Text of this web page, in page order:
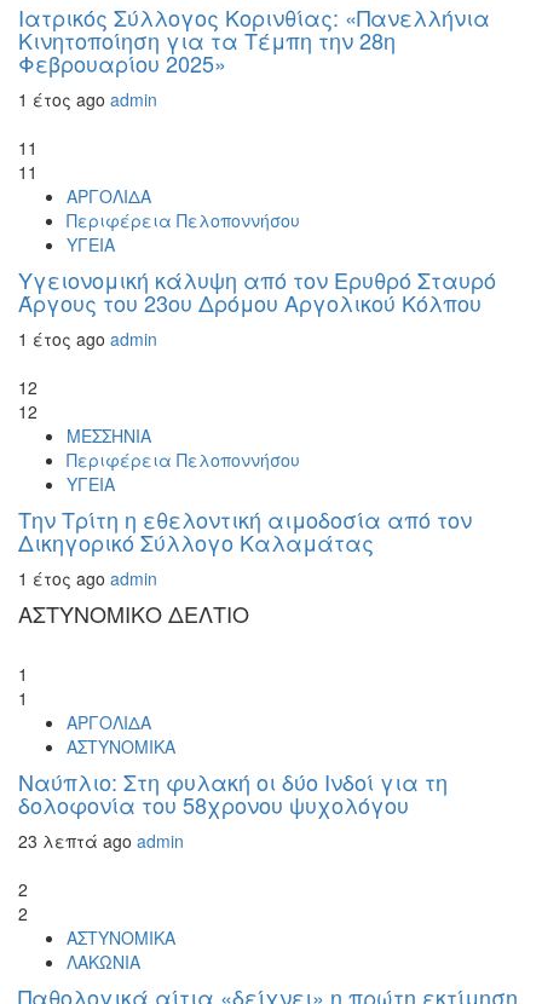
Ιατρικός Σύλλογος Κορινθίας: «Πανελλήνια
Κινητοποίηση για τα Τέμπη την 28η
Φεβρουαρίου 2025»
1 έτος ago admin
11
11
ΑΡΓΟΛΙΔΑ
Περιφέρεια Πελοποννήσου
ΥΓΕΙΑ
Υγειονομική κάλυψη από τον Ερυθρό Σταυρό
Άργους του 23ου Δρόμου Αργολικού Κόλπου
1 έτος ago admin
12
12
ΜΕΣΣΗΝΙΑ
Περιφέρεια Πελοποννήσου
ΥΓΕΙΑ
Την Τρίτη η εθελοντική αιμοδοσία από τον
Δικηγορικό Σύλλογο Καλαμάτας
1 έτος ago admin
ΑΣΤΥΝΟΜΙΚΟ ΔΕΛΤΙΟ
1
1
ΑΡΓΟΛΙΔΑ
ΑΣΤΥΝΟΜΙΚΑ
Ναύπλιο: Στη φυλακή οι δύο Ινδοί για τη
δολοφονία του 58χρονου ψυχολόγου
23 λεπτά ago admin
2
2
ΑΣΤΥΝΟΜΙΚΑ
ΛΑΚΩΝΙΑ
Παθολογικά αίτια «δείχνει» η πρώτη εκτίμηση